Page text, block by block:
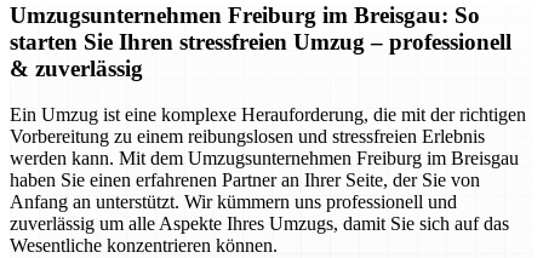
Umzugsunternehmen Freiburg im Breisgau: So
starten Sie Ihren stressfreien Umzug – professionell
& zuverlässig
Ein Umzug ist eine komplexe Herauforderung, die mit der richtigen
Vorbereitung zu einem reibungslosen und stressfreien Erlebnis
werden kann. Mit dem Umzugsunternehmen Freiburg im Breisgau
haben Sie einen erfahrenen Partner an Ihrer Seite, der Sie von
Anfang an unterstützt. Wir kümmern uns professionell und
zuverlässig um alle Aspekte Ihres Umzugs, damit Sie sich auf das
Wesentliche konzentrieren können.